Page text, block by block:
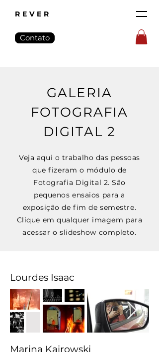
REVER
Contato
GALERIA
FOTOGRAFIA
DIGITAL 2
Veja aqui o trabalho das pessoas
que fizeram o módulo de
Fotografia Digital 2. São
pequenos ensaios para a
exposição de fim de semestre.
Clique emqualquer imagem para
acessar o slideshow completo.
Lourdes Isaac
Marina Kairowski